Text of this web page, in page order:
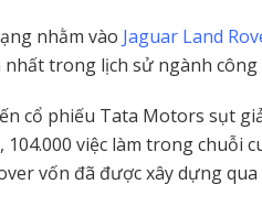
nhằm vào Jaguar Land
trong lịch sử ngành
cổ phiếu Tata Motors sụt
việc làm trong chuỗi
vốn đã được xây dựng